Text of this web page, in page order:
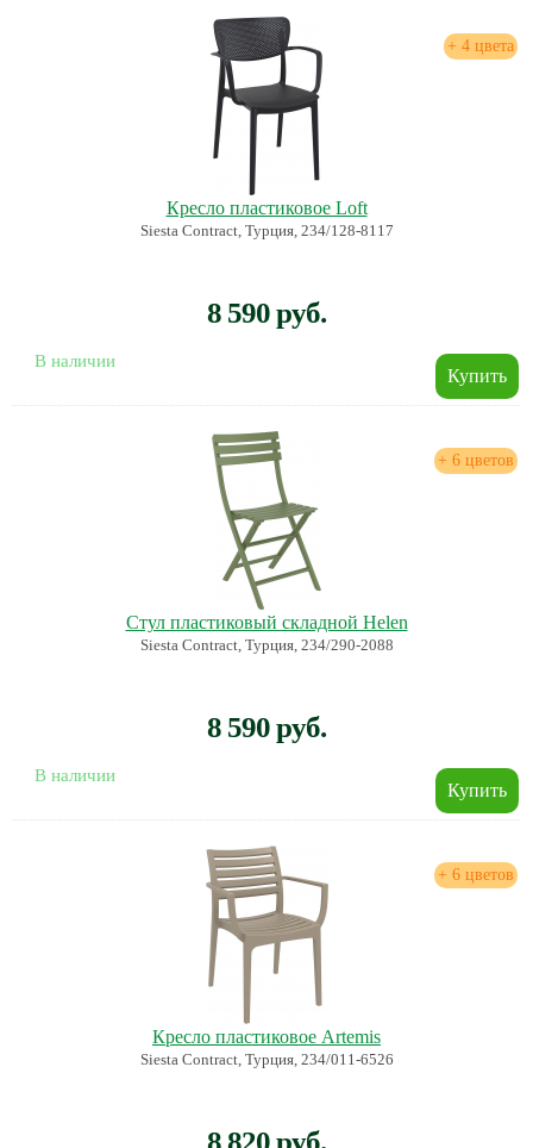
+ 4 цвета
Кресло пластиковое Loft
Siesta Contract, Турция, 234/128-8117
8 590 руб.
В наличии
+ 6 цветов
Стул пластиковый складной Helen
Siesta Contract, Турция, 234/290-2088
8 590 руб.
В наличии
+ 6 цветов
Кресло пластиковое Artemis
Siesta Contract, Турция, 234/011-6526